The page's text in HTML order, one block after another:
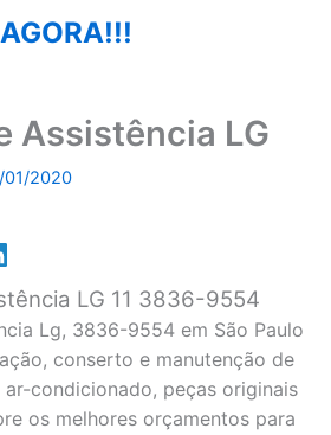
AGORA!!!
Assistência LG
01/2020
LG 11 3836-9554
Lg, 3836-9554 em São Paulo
conserto e manutenção de
condicionado, peças originais
os melhores orçamentos para